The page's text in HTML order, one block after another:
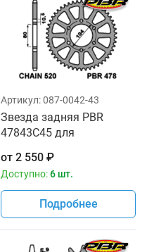
Артикул:087-0042-43
Звезда задняя PBR
47843C45 для
от 2 550 ₽
Доступно:6 шт.
Подробнее